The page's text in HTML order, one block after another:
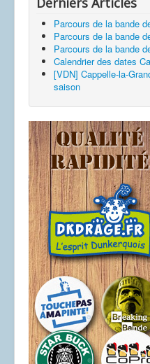
Parcours de la bande
Parcours de la bande
Parcours de la bande
Calendrier des dates
[VDN] Cappelle-la-
saison